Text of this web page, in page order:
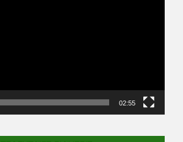
02:55